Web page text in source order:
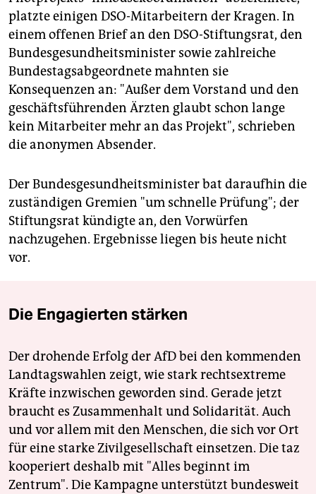
platzte einigen DSO-Mitarbeitern der Kragen. In
einem offenen Brief an den DSO-Stiftungsrat, den
Bundesgesundheitsminister sowie zahlreiche
Bundestagsabgeordnete mahnten sie
Konsequenzen an: "Außer dem Vorstand und den
geschäftsführenden Ärzten glaubt schon lange
kein Mitarbeiter mehr an das Projekt", schrieben
die anonymen Absender.
Der Bundesgesundheitsminister bat daraufhin die
zuständigen Gremien "um schnelle Prüfung"; der
Stiftungsrat kündigte an, den Vorwürfen
nachzugehen. Ergebnisse liegen bis heute nicht
vor.
Die Engagierten stärken
Der drohende Erfolg der AfD bei den kommenden
Landtagswahlen zeigt, wie stark rechtsextreme
Kräfte inzwischen geworden sind. Gerade jetzt
braucht es Zusammenhalt und Solidarität. Auch
und vor allem mit den Menschen, die sich vor Ort
für eine starke Zivilgesellschaft einsetzen. Die taz
kooperiert deshalb mit "Alles beginnt im
Zentrum". Die Kampagne unterstützt bundesweit